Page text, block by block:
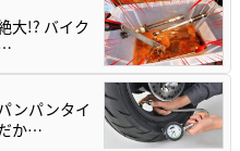
大!? バイク
ンパンタイ
か…